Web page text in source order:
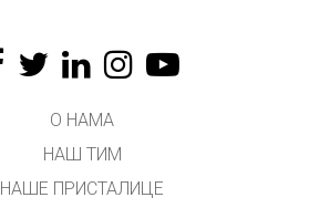
О НАМА
НАШ ТИМ
НАШЕ ПРИСТАЛИЦЕ